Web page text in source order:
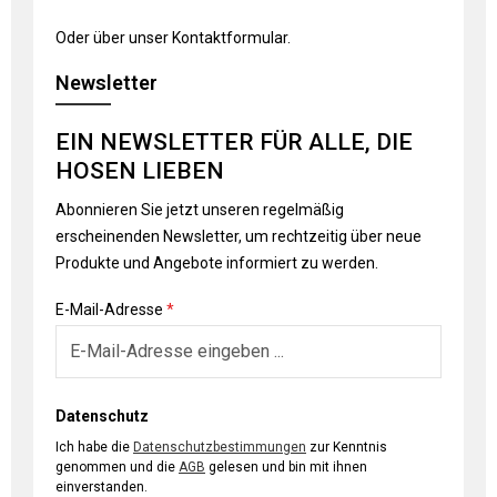
Oder über unser Kontaktformular.
Newsletter
EIN NEWSLETTER FÜR ALLE, DIE
HOSEN LIEBEN
Abonnieren Sie jetzt unseren regelmäßig
erscheinenden Newsletter, um rechtzeitig über neue
Produkte und Angebote informiert zu werden.
E-Mail-Adresse *
Datenschutz
Ich habe die Datenschutzbestimmungen
genommen und die AGB
einverstanden.